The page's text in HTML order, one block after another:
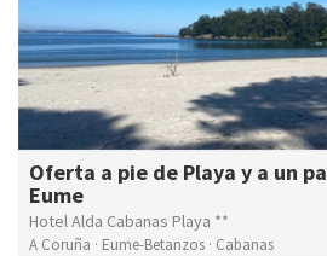
Oferta a pie de Playa y a un
Eume
Hotel Alda Cabanas Playa **
A Coruña · Eume-Betanzos · Cabanas